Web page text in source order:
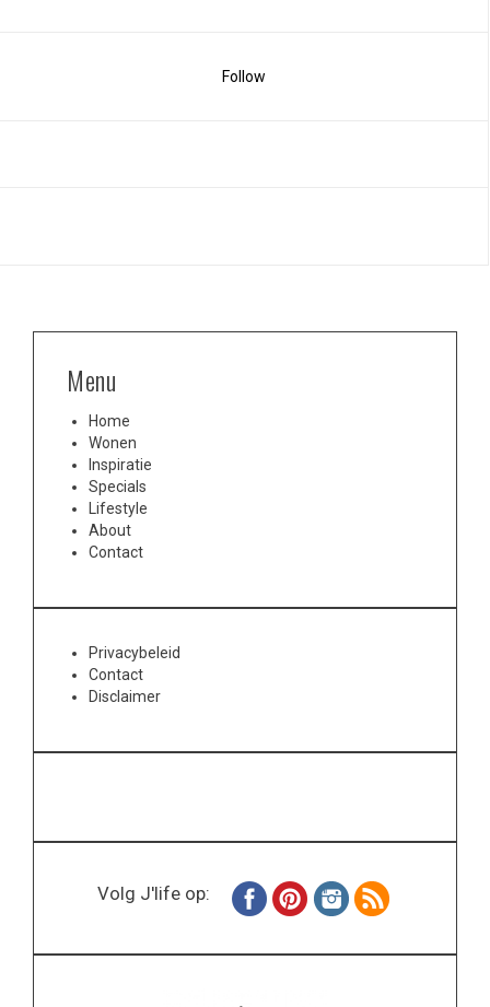
Follow
Menu
Home
Wonen
Inspiratie
Specials
Lifestyle
About
Contact
Privacybeleid
Contact
Disclaimer
Volg J'life op: